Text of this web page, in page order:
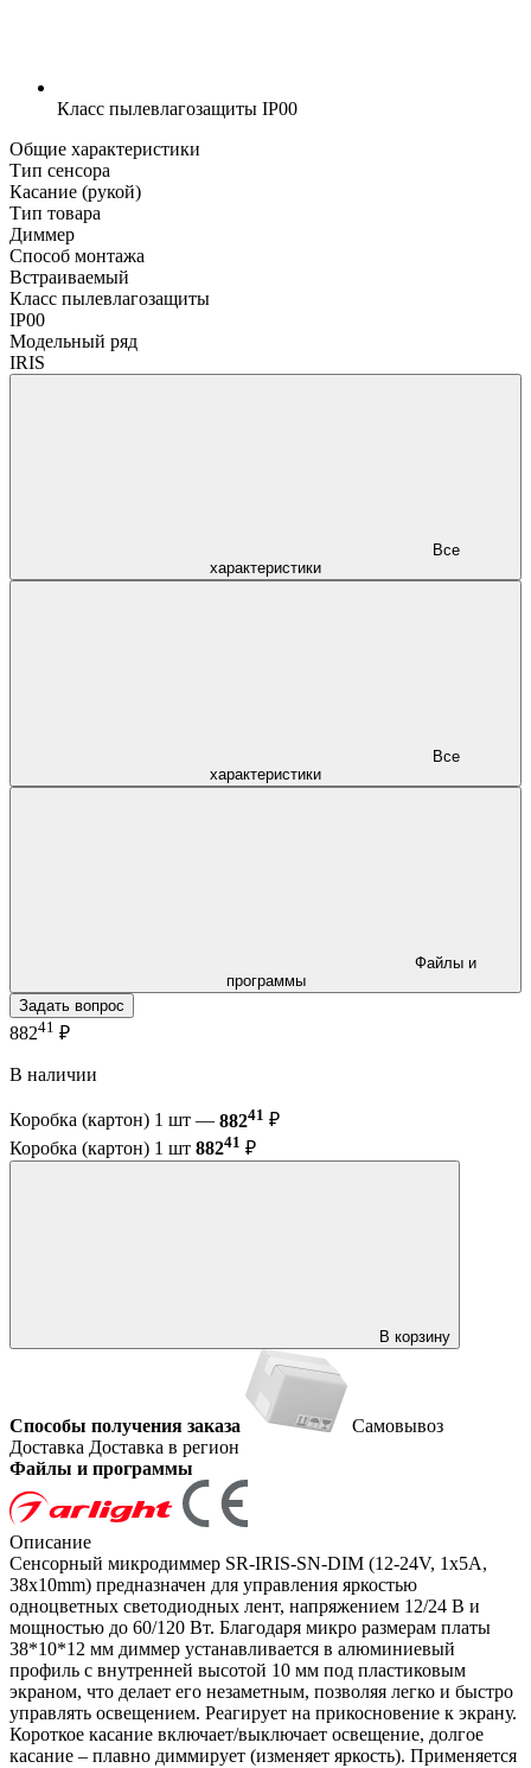
Класс пылевлагозащиты IP00
Общие характеристики
Тип сенсора
Касание (рукой)
Тип товара
Диммер
Способ монтажа
Встраиваемый
Класс пылевлагозащиты
IP00
Модельный ряд
IRIS
характеристики
характеристики
программы
Задать вопрос
88241 ₽
В наличии
Коробка (картон) 1 шт — 88241 ₽
Коробка (картон) 1 шт 88241 ₽
В корзину
Способы получения заказа
Самовывоз
Доставка Доставка в регион
Файлы и программы
Описание
Сенсорный микродиммер SR-IRIS-SN-DIM (12-24V, 1x5A,
38x10mm) предназначен для управления яркостью
одноцветных светодиодных лент, напряжением 12/24 В и
мощностью до 60/120 Вт. Благодаря микро размерам платы
38*10*12 мм диммер устанавливается в алюминиевый
профиль с внутренней высотой 10 мм под пластиковым
экраном, что делает его незаметным, позволяя легко и быстро
управлять освещением. Реагирует на прикосновение к экрану.
Короткое касание включает/выключает освещение, долгое
касание – плавно диммирует (изменяет яркость). Применяется